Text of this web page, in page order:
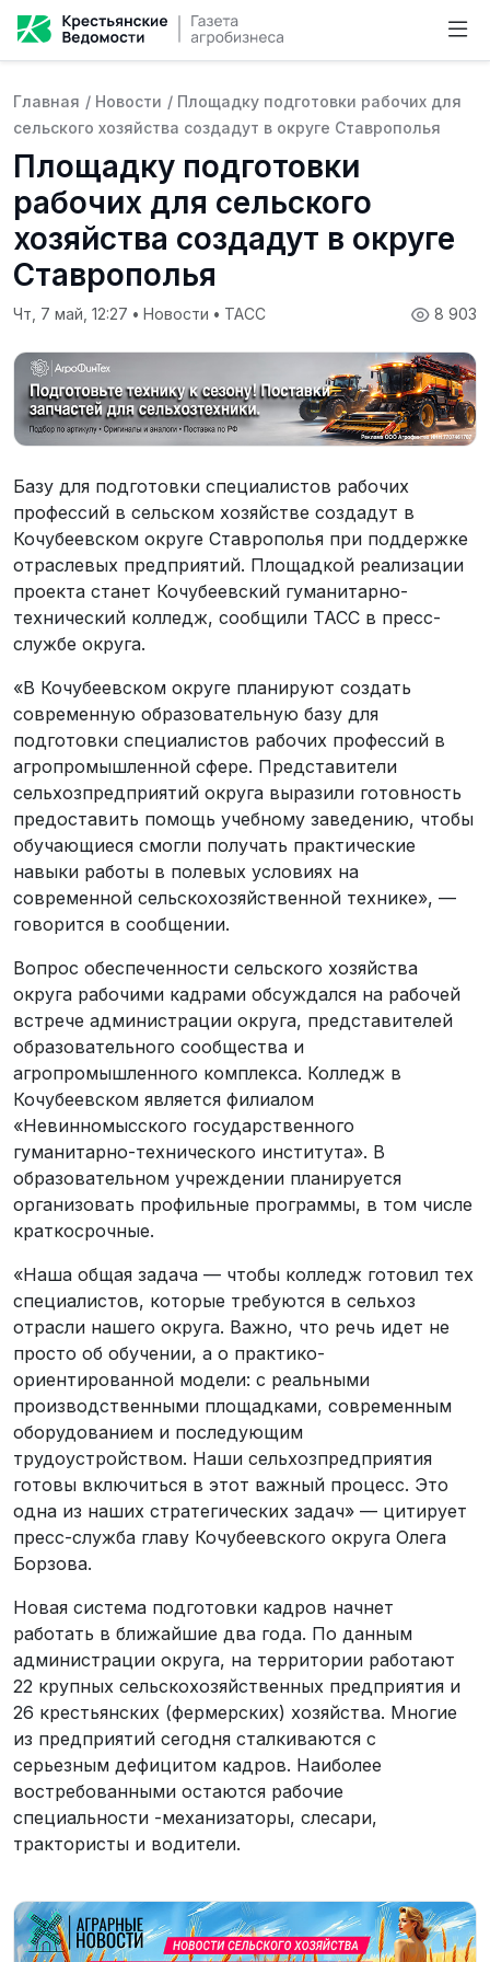
Главная / Новости / Площадку подготовки рабочих для
сельского хозяйства создадут в округе Ставрополья
Площадку подготовки
рабочих для сельского
хозяйства создадут в округе
Ставрополья
8 903
Чт, 7 май, 12:27 • Новости • ТАСС
Базу для подготовки специалистов рабочих
профессий в сельском хозяйстве создадут в
Кочубеевском округе Ставрополья при поддержке
отраслевых предприятий. Площадкой реализации
проекта станет Кочубеевский гуманитарно-
технический колледж, сообщили ТАСС в пресс-
службе округа.
«В Кочубеевском округе планируют создать
современную образовательную базу для
подготовки специалистов рабочих профессий в
агропромышленной сфере. Представители
сельхозпредприятий округа выразили готовность
предоставить помощь учебному заведению, чтобы
обучающиеся смогли получать практические
навыки работы в полевых условиях на
современной сельскохозяйственной технике», —
говорится в сообщении.
Вопрос обеспеченности сельского хозяйства
округа рабочими кадрами обсуждался на рабочей
встрече администрации округа, представителей
образовательного сообщества и
агропромышленного комплекса. Колледж в
Кочубеевском является филиалом
«Невинномысского государственного
гуманитарно-технического института». В
образовательном учреждении планируется
организовать профильные программы, в том числе
краткосрочные.
«Наша общая задача — чтобы колледж готовил тех
специалистов, которые требуются в сельхоз
отрасли нашего округа. Важно, что речь идет не
просто об обучении, а о практико-
ориентированной модели: с реальными
производственными площадками, современным
оборудованием и последующим
трудоустройством. Наши сельхозпредприятия
готовы включиться в этот важный процесс. Это
одна из наших стратегических задач» — цитирует
пресс-служба главу Кочубеевского округа Олега
Борзова.
Новая система подготовки кадров начнет
работать в ближайшие два года. По данным
администрации округа, на территории работают
22 крупных сельскохозяйственных предприятия и
26 крестьянских (фермерских) хозяйства. Многие
из предприятий сегодня сталкиваются с
серьезным дефицитом кадров. Наиболее
востребованными остаются рабочие
специальности -механизаторы, слесари,
трактористы и водители.